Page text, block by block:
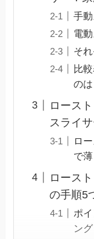
手
電
そ
比
のは
ロース
スライ
ロ
で
ロース
の手順5
ポ
ング